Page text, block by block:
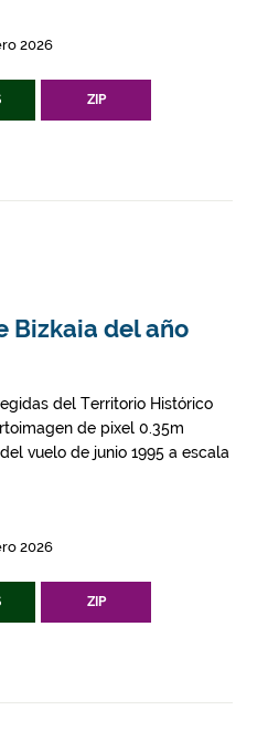
2026
ZIP
Bizkaia del año
del Territorio Histórico
de pixel 0.35m
vuelo de junio 1995 a escala
2026
ZIP